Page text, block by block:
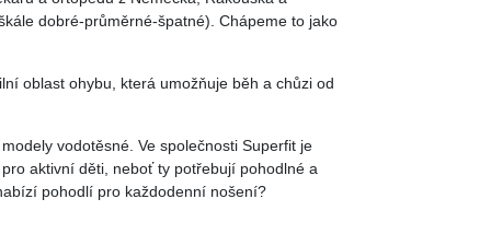
dobré-průměrné-špatné). Chápeme to jako
oblast ohybu, která umožňuje běh a chůzi od
vodotěsné. Ve společnosti Superfit je
aktivní děti, neboť ty potřebují pohodlné a
pohodlí pro každodenní nošení?